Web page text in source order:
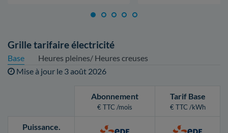
Grille tarifaire électricité
Base
Heures pleines/ Heures creuses
Mise à jour le 3 août 2026
Abonnement
€ TTC /mois
Tarif Base
€ TTC /kWh
Puissance.